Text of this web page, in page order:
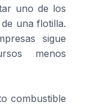
uno de los
una flotilla.
sigue
menos
combustible